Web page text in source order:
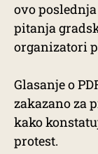
ovo
pitanja
organizatori
Glasanje o
zakazano za
kako
protest.